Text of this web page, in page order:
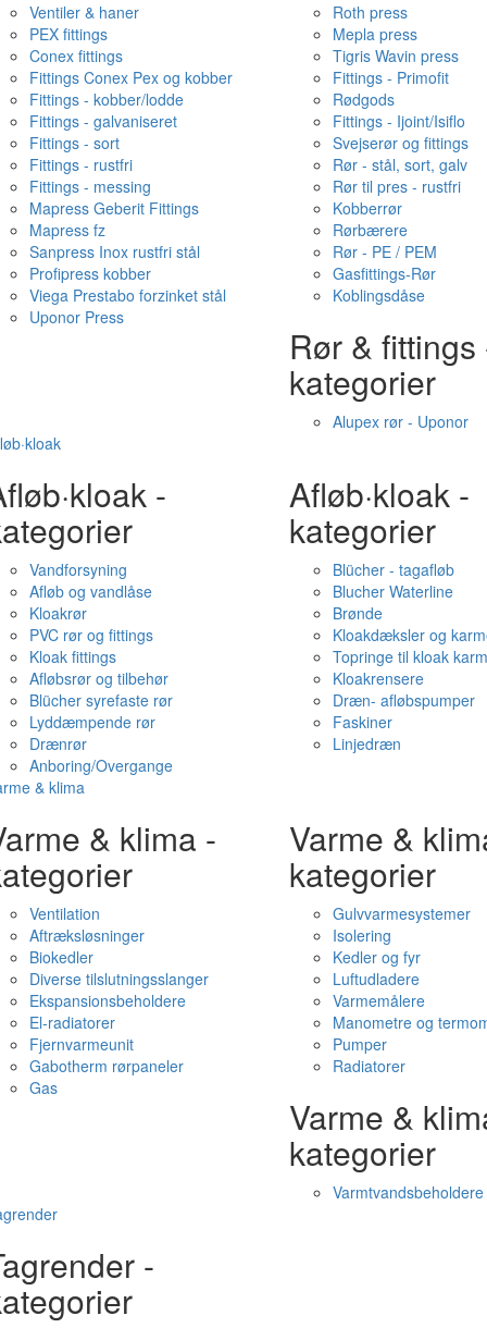
Ventiler & haner
PEX fittings
Conex fittings
Fittings Conex Pex og kobber
Fittings - kobber/lodde
Fittings - galvaniseret
Fittings - sort
Fittings - rustfri
Fittings - messing
Mapress Geberit Fittings
Mapress fz
Sanpress Inox rustfri stål
Profipress kobber
Viega Prestabo forzinket stål
Uponor Press
Roth press
Mepla press
Tigris Wavin press
Fittings - Primofit
Rødgods
Fittings - Ijoint/Isiflo
Svejserør og fittings
Rør - stål, sort, galv
Rør til pres - rustfri
Kobberrør
Rørbærere
Rør - PE / PEM
Gasfittings-Rør
Koblingsdåse
Rør & fittings
kategorier
Alupex rør - Uponor
-
Vandforsyning
Afløb og vandlåse
Kloakrør
PVC rør og fittings
Kloak fittings
Afløbsrør og tilbehør
Blücher syrefaste rør
Lyddæmpende rør
Drænrør
Anboring/Overgange
Afløb·kloak -
kategorier
Blücher - tagafløb
Blucher Waterline
Brønde
Kloakdæksler og
Topringe til kloak
Kloakrensere
Dræn- afløbspumper
Faskiner
Linjedræn
& klima
& klima -
Ventilation
Aftræksløsninger
Biokedler
Diverse tilslutningsslanger
Ekspansionsbeholdere
El-radiatorer
Fjernvarmeunit
Gabotherm rørpaneler
Gas
Varme &
kategorier
Gulvvarmesystemer
Isolering
Kedler og fyr
Luftudladere
Varmemålere
Manometre og
Pumper
Radiatorer
Varme &
kategorier
Varmtvandsbeholdere
-